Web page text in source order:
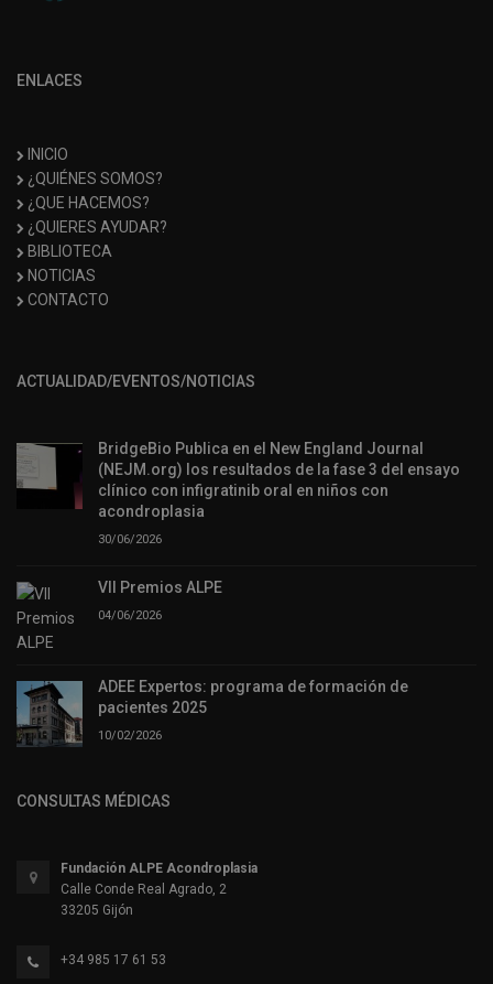
ENLACES
INICIO
¿QUIÉNES SOMOS?
¿QUE HACEMOS?
¿QUIERES AYUDAR?
BIBLIOTECA
NOTICIAS
CONTACTO
ACTUALIDAD/EVENTOS/NOTICIAS
BridgeBio Publica en el New England Journal
(NEJM.org) los resultados de la fase 3 del ensayo
clínico con infigratinib oral en niños con
acondroplasia
30/06/2026
VII Premios ALPE
04/06/2026
ADEE Expertos: programa de formación de
pacientes 2025
10/02/2026
CONSULTAS MÉDICAS
Fundación ALPE Acondroplasia
Calle Conde Real Agrado, 2
33205 Gijón
+34 985 17 61 53